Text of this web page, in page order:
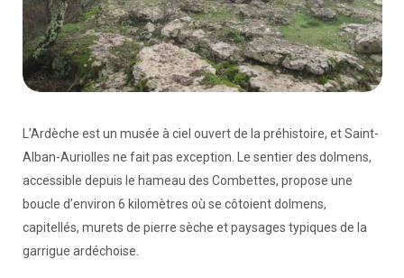
L’Ardèche est un musée à ciel ouvert de la préhistoire, et Saint-
Alban-Auriolles ne fait pas exception. Le sentier des dolmens,
accessible depuis le hameau des Combettes, propose une
boucle d’environ 6 kilomètres où se côtoient dolmens,
capitellés, murets de pierre sèche et paysages typiques de la
garrigue ardéchoise.